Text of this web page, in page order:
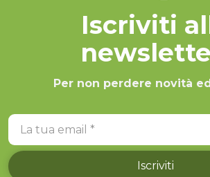
Iscriviti
Per non perdere novità
La tua email
Iscriviti